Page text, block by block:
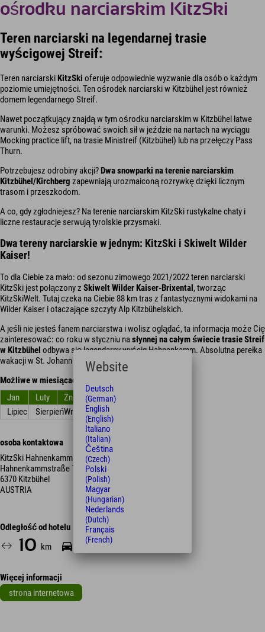
ośrodku narciarskim KitzSki
Teren narciarski na legendarnej trasie
wyścigowej Streif:
Teren narciarskiKitzSki oferuje odpowiednie wyzwanie dla osób o każdym
poziomie umiejętności. Ten ośrodek narciarski w Kitzbühel jest również
domem legendarnego Streif.
Nawet początkujący znajdą w tym ośrodku narciarskim w Kitzbühel łatwe
warunki. Możesz spróbować swoich sił w jeździe na nartach na wyciągu
Mocking practice lift, na trasie Ministreif (Kitzbühel) lub na przełęczy Pass
Thurn.
Potrzebujesz odrobiny akcji?Dwa snowparki na terenie narciarskim
Kitzbühel/Kirchberg zapewniają urozmaiconą rozrywkę dzięki licznym
trasom i przeszkodom.
A co, gdy zgłodniejesz? Na terenie narciarskim KitzSki rustykalne chaty i
liczne restauracje serwują tyrolskie przysmaki.
Dwa tereny narciarskie w jednym: KitzSki i Skiwelt Wilder
Kaiser!
To dla Ciebie za mało: od sezonu zimowego 2021/2022 teren narciarski
KitzSki jest połączony z Skiwelt Wilder Kaiser-Brixental, tworząc
KitzSkiWelt. Tutaj czeka na Ciebie 88 km tras z fantastycznymi widokami na
Wilder Kaiser i otaczające szczyty Alp Kitzbühelskich.
A jeśli nie jesteś fanem narciarstwa i wolisz oglądać, ta informacja może Cię
zainteresować: co roku w styczniu nasłynnej na całym świecie trasie Streif
w Kitzbühel odbywa się legendarny wyścig Hahnenkamm. Absolutna perełka
wakacji w St. Johann in Tirol.
Możliwe w miesiącach
Jan
Luty Zniszczyćkwiecień
Lipiec
SierpieńWrzesieńPaździernik
osoba kontaktowa
KitzSki Hahnenkammbahn
Hahnenkammstraße 1
6370 Kitzbühel
AUSTRIA
Odległość od hotelu
10 km 15 Min.
Więcej informacji
strona internetowa
Website
Deutsch
(German)
English
(English)
Italiano
(Italian)
Čeština
(Czech)
Polski
(Polish)
Magyar
(Hungarian)
Nederlands
(Dutch)
Français
(French)